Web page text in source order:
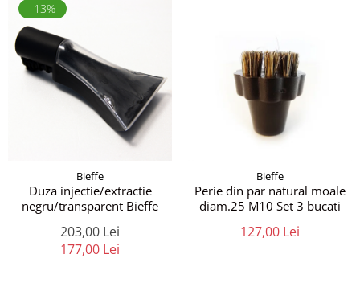
-13%
Bieffe
Duza injectie/extractie
negru/transparent Bieffe
203,00 Lei
177,00 Lei
Bieffe
Perie din par natural moale
diam.25 M10 Set 3 bucati
127,00 Lei